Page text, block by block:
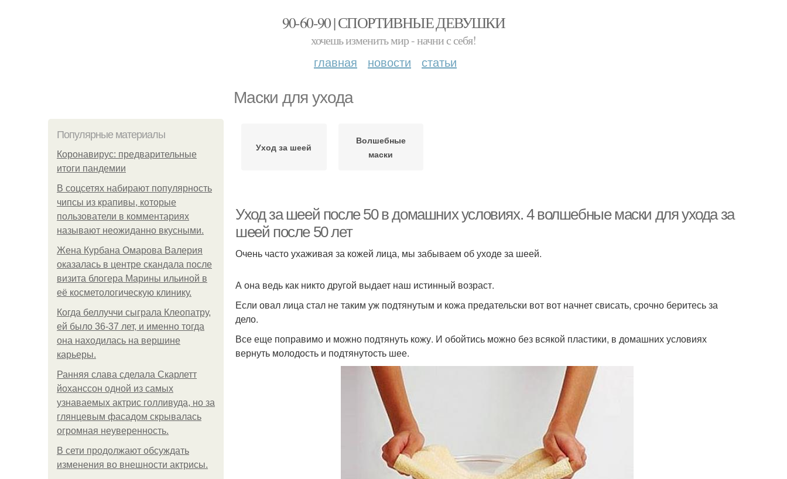
90-60-90 | СПОРТИВНЫЕ ДЕВУШКИ
хочешь изменить мир - начни с себя!
главная новости статьи
Маски для ухода
Популярные материалы
Коронавирус: предварительные
итоги пандемии
В соцсетях набирают популярность
чипсы из крапивы, которые
пользователи в комментариях
называют неожиданно вкусными.
Жена Курбана Омарова Валерия
оказалась в центре скандала после
визита блогера Марины ильиной в
её косметологическую клинику.
Когда беллуччи сыграла Клеопатру,
ей было 36-37 лет, и именно тогда
она находилась на вершине
карьеры.
Ранняя слава сделала Скарлетт
йоханссон одной из самых
узнаваемых актрис голливуда, но за
глянцевым фасадом скрывалась
огромная неуверенность.
В сети продолжают обсуждать
изменения во внешности актрисы.
Уход за шеей
Волшебные
маски
Уход за шеей после 50 в домашних условиях. 4 волшебные маски для ухода за
шеей после 50 лет
Очень часто ухаживая за кожей лица, мы забываем об уходе за шеей.
А она ведь как никто другой выдает наш истинный возраст.
Если овал лица стал не таким уж подтянутым и кожа предательски вот вот начнет свисать, срочно беритесь за
дело.
Все еще поправимо и можно подтянуть кожу. И обойтись можно без всякой пластики, в домашних условиях
вернуть молодость и подтянутость шее.